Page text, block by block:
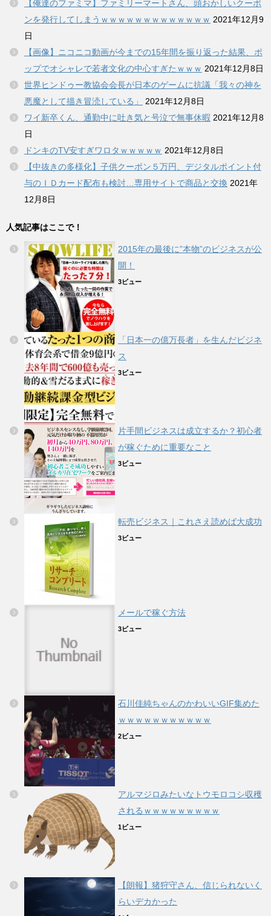
【俺達のファミマ】ファミリーマートさん、頭おかしいクーポ
ンを発行してしまうｗｗｗｗｗｗｗｗｗｗｗｗｗ 2021年12月9
日
【画像】ニコニコ動画が今までの15年間を振り返った結果、ポ
ップでオシャレで若者文化の中心すぎたｗｗｗ 2021年12月8日
世界ヒンドゥー教協会会長が日本のゲームに抗議「我々の神を
悪魔として描き冒涜している」
2021年12月8日
ワイ新卒くん、通勤中に吐き気と号泣で無事休暇 2021年12月8
日
ドンキのTV安すぎワロタｗｗｗｗｗ 2021年12月8日
【中抜きの多様化】子供クーポン５万円、デジタルポイント付
与のＩＤカード配布も検討…専用サイトで商品と交換 2021年
12月8日
人気記事はここで！
2015年の最後に”本物”のビジネスが公
開！
3ビュー
「日本一の億万長者」を生んだビジネ
ス
3ビュー
片手間ビジネスは成立するか？初心者
が稼ぐために重要なこと
3ビュー
転売ビジネス｜これさえ読めば大成功
3ビュー
メールで稼ぐ方法
3ビュー
石川佳純ちゃんのかわいいGIF集めた
ｗｗｗｗｗｗｗｗｗｗｗ
2ビュー
アルマジロみたいなトウモロコシ収穫
されるｗｗｗｗｗｗｗｗｗ
1ビュー
【朗報】猪狩守さん、信じられないく
らいデカかった